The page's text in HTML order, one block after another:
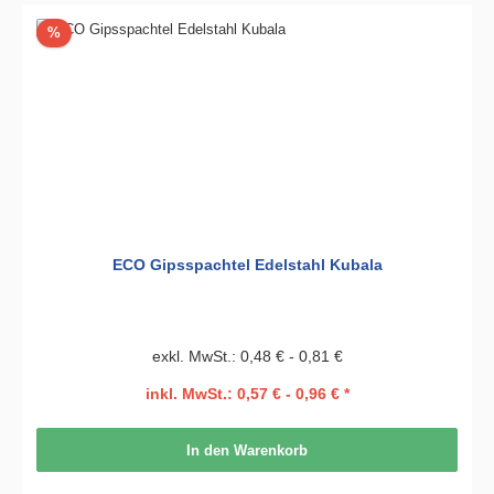
%Rabatt
ECO Gipsspachtel Edelstahl Kubala
exkl. MwSt.: 0,48 € - 0,81 €
inkl. MwSt.: 0,57 € - 0,96 € *
In den Warenkorb